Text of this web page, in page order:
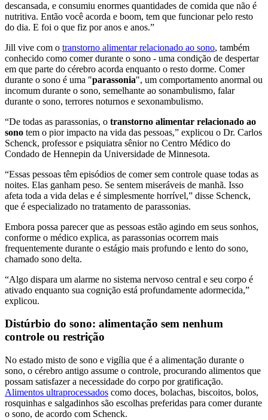
descansada, e consumiu enormes quantidades de comida que não é
nutritiva. Então você acorda e boom, tem que funcionar pelo resto
do dia. E foi o que fiz por anos e anos.”
Jill vive com o transtorno alimentar relacionado ao sono, também
conhecido como comer durante o sono - uma condição de despertar
em que parte do cérebro acorda enquanto o resto dorme. Comer
durante o sono é uma "parassonia", um comportamento anormal ou
incomum durante o sono, semelhante ao sonambulismo, falar
durante o sono, terrores noturnos e sexonambulismo.
“De todas as parassonias, o transtorno alimentar relacionado ao
sono tem o pior impacto na vida das pessoas,” explicou o Dr. Carlos
Schenck, professor e psiquiatra sênior no Centro Médico do
Condado de Hennepin da Universidade de Minnesota.
“Essas pessoas têm episódios de comer sem controle quase todas as
noites. Elas ganham peso. Se sentem miseráveis de manhã. Isso
afeta toda a vida delas e é simplesmente horrível,” disse Schenck,
que é especializado no tratamento de parassonias.
Embora possa parecer que as pessoas estão agindo em seus sonhos,
conforme o médico explica, as parassonias ocorrem mais
frequentemente durante o estágio mais profundo e lento do sono,
chamado sono delta.
“Algo dispara um alarme no sistema nervoso central e seu corpo é
ativado enquanto sua cognição está profundamente adormecida,”
explicou.
Distúrbio do sono: alimentação sem nenhum
controle ou restrição
No estado misto de sono e vigília que é a alimentação durante o
sono, o cérebro antigo assume o controle, procurando alimentos que
possam satisfazer a necessidade do corpo por gratificação.
Alimentos ultraprocessados como doces, bolachas, biscoitos, bolos,
rosquinhas e salgadinhos são escolhas preferidas para comer durante
o sono, de acordo com Schenck.